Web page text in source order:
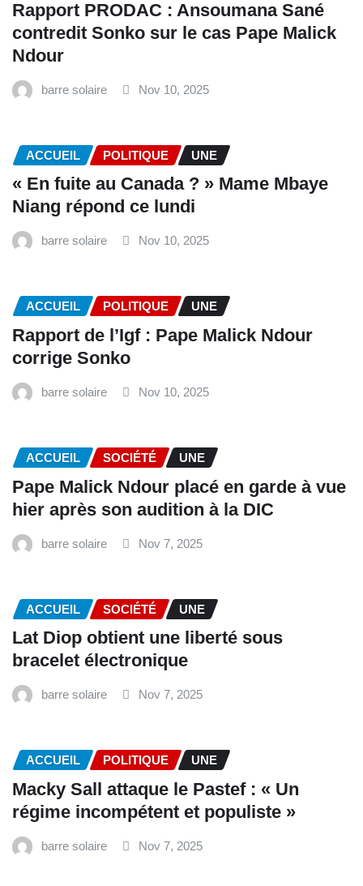
Rapport PRODAC : Ansoumana Sané
contredit Sonko sur le cas Pape Malick
Ndour
barre solaire Nov 10, 2025
ACCUEIL POLITIQUE UNE
« En fuite au Canada ? » Mame Mbaye
Niang répond ce lundi
barre solaire Nov 10, 2025
ACCUEIL POLITIQUE UNE
Rapport de l’Igf : Pape Malick Ndour
corrige Sonko
barre solaire Nov 10, 2025
ACCUEIL SOCIÉTÉ UNE
Pape Malick Ndour placé en garde à vue
hier après son audition à la DIC
barre solaire Nov 7, 2025
ACCUEIL SOCIÉTÉ UNE
Lat Diop obtient une liberté sous
bracelet électronique
barre solaire Nov 7, 2025
ACCUEIL POLITIQUE UNE
Macky Sall attaque le Pastef : « Un
régime incompétent et populiste »
barre solaire Nov 7, 2025